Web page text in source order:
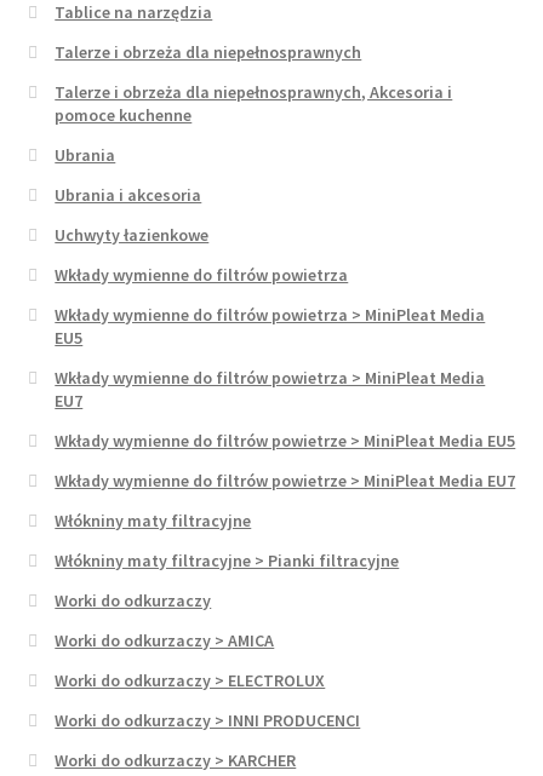
Tablice na narzędzia
Talerze i obrzeża dla niepełnosprawnych
Talerze i obrzeża dla niepełnosprawnych, Akcesoria i
pomoce kuchenne
Ubrania
Ubrania i akcesoria
Uchwyty łazienkowe
Wkłady wymienne do filtrów powietrza
Wkłady wymienne do filtrów powietrza > MiniPleat Media
EU5
Wkłady wymienne do filtrów powietrza > MiniPleat Media
EU7
Wkłady wymienne do filtrów powietrze > MiniPleat Media EU5
Wkłady wymienne do filtrów powietrze > MiniPleat Media EU7
Włókniny maty filtracyjne
Włókniny maty filtracyjne > Pianki filtracyjne
Worki do odkurzaczy
Worki do odkurzaczy > AMICA
Worki do odkurzaczy > ELECTROLUX
Worki do odkurzaczy > INNI PRODUCENCI
Worki do odkurzaczy > KARCHER